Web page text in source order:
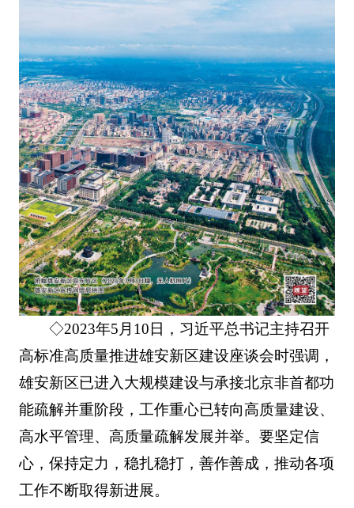
◇2023年5月10日，习近平总书记主持召开
高标准高质量推进雄安新区建设座谈会时强调，
雄安新区已进入大规模建设与承接北京非首都功
能疏解并重阶段，工作重心已转向高质量建设、
高水平管理、高质量疏解发展并举。要坚定信
心，保持定力，稳扎稳打，善作善成，推动各项
工作不断取得新进展。